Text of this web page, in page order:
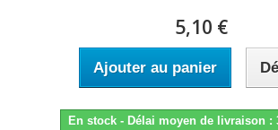
5,10 €
Ajouter au panier
En stock - Délai moyen de livraison :